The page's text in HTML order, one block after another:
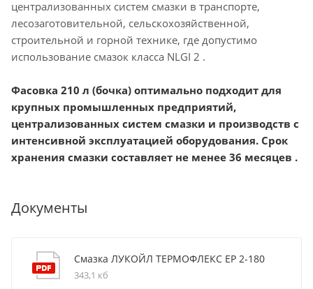
централизованных систем смазки в транспорте,
лесозаготовительной, сельскохозяйственной,
строительной и горной технике, где допустимо
использование смазок класса NLGI 2 .
Фасовка 210 л (бочка) оптимально подходит для
крупных промышленных предприятий,
централизованных систем смазки и производств с
интенсивной эксплуатацией оборудования. Срок
хранения смазки составляет не менее 36 месяцев .
Документы
Смазка ЛУКОЙЛ ТЕРМОФЛЕКС ЕР 2-180
343,1 кб